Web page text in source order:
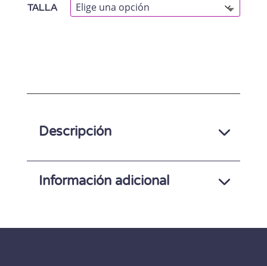
TALLA
A
E
Descripción
Información adicional